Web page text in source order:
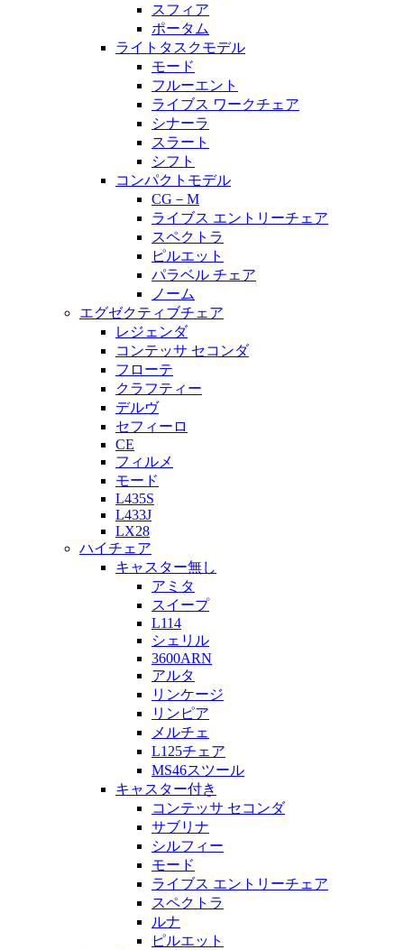
スフィア
ポータム
ライトタスクモデル
モード
フルーエント
ライブス ワークチェア
シナーラ
スラート
シフト
コンパクトモデル
CG－M
ライブス エントリーチェア
スペクトラ
ピルエット
パラベル チェア
ノーム
エグゼクティブチェア
レジェンダ
コンテッサ セコンダ
フローテ
クラフティー
デルヴ
セフィーロ
CE
フィルメ
モード
L435S
L433J
LX28
ハイチェア
キャスター無し
アミタ
スイープ
L114
シェリル
3600ARN
アルタ
リンケージ
リンピア
メルチェ
L125チェア
MS46スツール
キャスター付き
コンテッサ セコンダ
サブリナ
シルフィー
モード
ライブス エントリーチェア
スペクトラ
ルナ
ピルエット